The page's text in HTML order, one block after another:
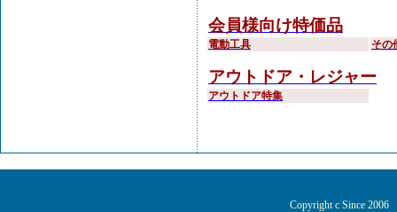
会員様向け特価品
電動工具 その
アウトドア・レジャー
アウトドア特集
Copyright c Since